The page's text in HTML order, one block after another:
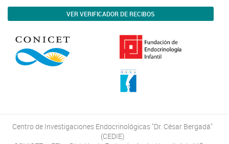
VER VERIFICADOR DE RECIBOS
Centro de Investigaciones Endocrinológicas "Dr. César Bergadá"
(CEDIE)